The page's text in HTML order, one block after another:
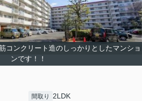
コンクリート造のしっかりとしたマンショ
ンです！！
間取り 2LDK